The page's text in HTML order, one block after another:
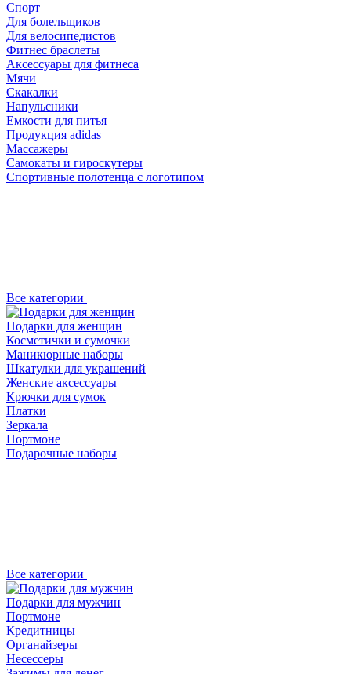
Спорт
Для болельщиков
Для велосипедистов
Фитнес браслеты
Аксессуары для фитнеса
Мячи
Скакалки
Напульсники
Емкости для питья
Продукция adidas
Массажеры
Самокаты и гироскутеры
Спортивные полотенца с логотипом
Все категории
Подарки для женщин
Косметички и сумочки
Маникюрные наборы
Шкатулки для украшений
Женские аксессуары
Крючки для сумок
Платки
Зеркала
Портмоне
Подарочные наборы
Все категории
Подарки для мужчин
Портмоне
Кредитницы
Органайзеры
Несессеры